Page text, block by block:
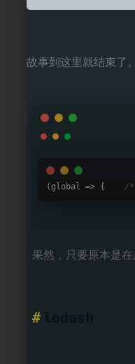
故事到这里就结束了
果然，只要原本是